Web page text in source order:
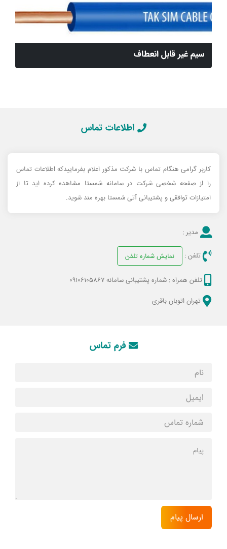
سیم غیر قابل انعطاف
اطلاعات تماس
کاربر گرامی هنگام تماس با شرکت مذکور اعلام بفرماییدکه اطلاعات تماس
را از صفحه شخصی شرکت در سامانه شمستا مشاهده کرده اید تا از
امتیازات توافقی و پشتیبانی آتی شمستا بهره مند شوید.
مدیر :
تلفن : نمایش شماره تلفن
تلفن همراه : شماره پشتیبانی سامانه 09106105867
تهران اتوبان باقری
فرم تماس